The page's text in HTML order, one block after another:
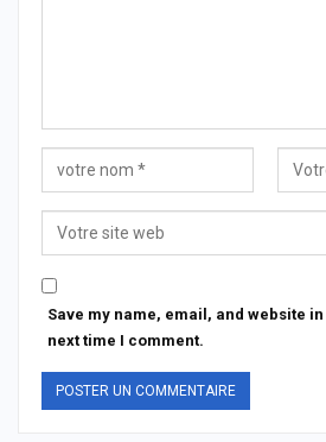
Save my name, email, and website
next time I comment.